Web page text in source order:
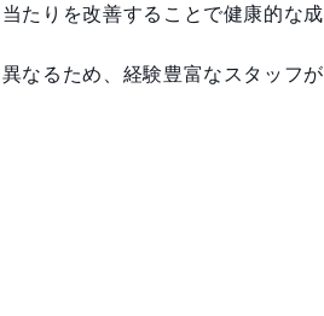
たりを改善することで健康的な成
なるため、経験豊富なスタッフが